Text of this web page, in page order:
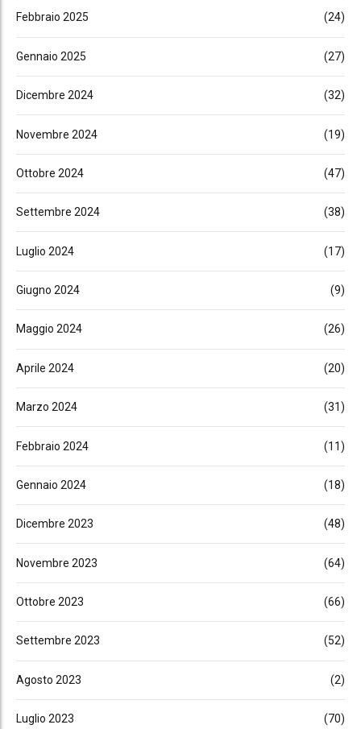
Febbraio 2025 (24)
Gennaio 2025 (27)
Dicembre 2024 (32)
Novembre 2024 (19)
Ottobre 2024 (47)
Settembre 2024 (38)
Luglio 2024 (17)
Giugno 2024 (9)
Maggio 2024 (26)
Aprile 2024 (20)
Marzo 2024 (31)
Febbraio 2024 (11)
Gennaio 2024 (18)
Dicembre 2023 (48)
Novembre 2023 (64)
Ottobre 2023 (66)
Settembre 2023 (52)
Agosto 2023 (2)
Luglio 2023 (70)